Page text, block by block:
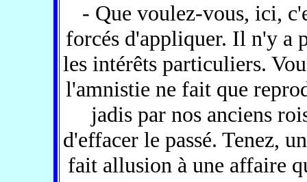
- Que voulez-vous, ici,
forcés d'appliquer. Il n'y a
les intérêts particuliers.
l'amnistie ne fait que
jadis par nos anciens
d'effacer le passé. Tenez,
fait allusion à une affaire